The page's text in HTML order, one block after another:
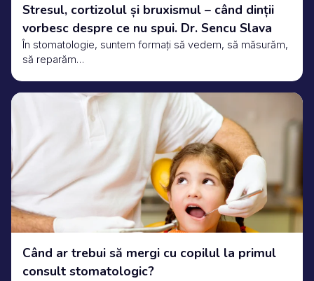
Stresul, cortizolul și bruxismul – când dinții
vorbesc despre ce nu spui. Dr. Sencu Slava
În stomatologie, suntem formați să vedem, să măsurăm,
să reparăm…
Când ar trebui să mergi cu copilul la primul
consult stomatologic?